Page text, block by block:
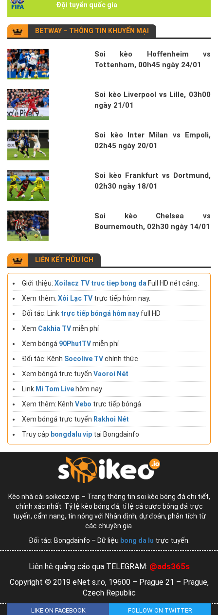
Đội tuyển quốc gia
BETWAY – THÔNG TIN KHUYẾN MẠI
Soi kèo Hoffenheim vs
Tottenham, 00h45 ngày 24/01
Soi kèo Liverpool vs Lille, 03h00
ngày 21/01
Soi kèo Inter Milan vs Empoli,
02h45 ngày 20/01
Soi kèo Frankfurt vs Dortmund,
02h30 ngày 18/01
Soi kèo Chelsea vs
Bournemouth, 02h30 ngày 14/01
LIÊN KẾT HỮU ÍCH
Giới thiệu: Xoilacz TV truc tiep bong da Full HD nét căng.
Xem thêm: Xôi Lạc TV trực tiếp hôm nay.
Đối tác: Link trực tiếp bóngá hôm nay full HD
Xem Cakhia TVmiễn phí
Xem bóngá 90PhutTVmiễn phí
Đối tác: Kênh Socolive TVchính thức
Xem bóngá trực tuyến Vaoroi Nét
Link Mi Tom Livehôm nay
Xem thêm: Kênh Vebo trực tiếp bóngá
Xem bóngá trực tuyến Rakhoi Nét
Truy cập bongdalu vip tại Bongdainfo
Kèo nhà cái soikeoz.vip – Trang thông tin soi kèo bóng đá chi tiết,
chính xác nhất. Tỷ lệ kèo bóng đá, tỉ lệ cá cược bóng đá trực
tuyến, cẩm nang, tin nóng với Nhận định, dự đoán, phân tích từ
các chuyên gia.
Đối tác: Bongdainfo – Dữ liệu bong da lu trực tuyến.
Liên hệ quảng cáo qua TELEGRAM: @ads365s
Copyright © 2019 eNet s.r.o, 19600 – Prague 21 – Prague,
Czech Republic
LIKE ON FACEBOOK FOLLOW ON TWITTER